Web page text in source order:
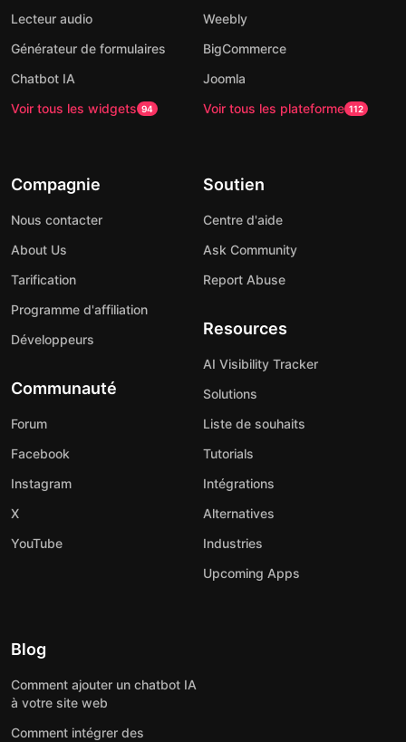
Lecteur audio
Générateur de formulaires
Chatbot IA
Voir tous les widgets 94
Weebly
BigCommerce
Joomla
Voir tous les plateforme 112
Compagnie
Nous contacter
About Us
Tarification
Programme d'affiliation
Développeurs
Communauté
Forum
Facebook
Instagram
X
YouTube
Soutien
Centre d'aide
Ask Community
Report Abuse
Resources
AI Visibility Tracker
Solutions
Liste de souhaits
Tutorials
Intégrations
Alternatives
Industries
Upcoming Apps
Blog
Comment ajouter un chatbot IA
à votre site web
Comment intégrer des